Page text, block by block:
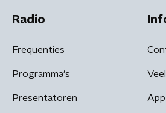
Radio
Frequenties
Programma's
Presentatoren